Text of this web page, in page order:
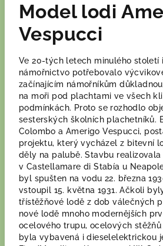
Model lodi
Vespucci
Ve 20-tých letech minulého století
námořnictvo potřebovalo
začínajícím námořníkům
na moři pod plachtami ve všech
podmínkách. Proto se rozhodlo
sesterských školních plachetníků.
Colombo a Amerigo Vespucci,
projektu, který vycházel z bitevní
děly na palubě. Stavbu
v Castellamare di Stabía u
byl spušten na vodu 22. března
vstoupil 15. května 1931. Ačkoli
třístěžňové lodě z dob válečných
nové lodě mnoho modernějších
ocelového trupu, ocelových
byla vybavená i dieselelektrickou